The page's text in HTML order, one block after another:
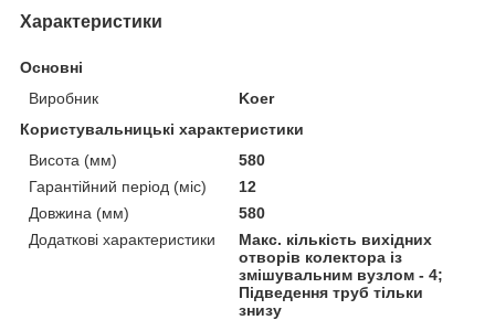
Характеристики
Основні
Виробник
Koer
Користувальницькі характеристики
Висота (мм)
580
Гарантійний період (міс)
12
Довжина (мм)
580
Додаткові характеристики
Макс. кількість вихідних
отворів колектора із
змішувальним вузлом - 4;
Підведення труб тільки
знизу